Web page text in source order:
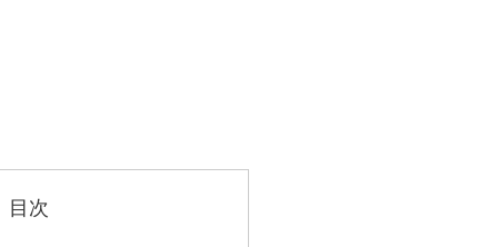
目次